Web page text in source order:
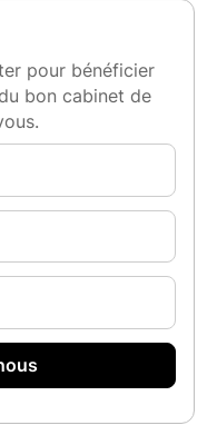
pour bénéficier
bon cabinet de